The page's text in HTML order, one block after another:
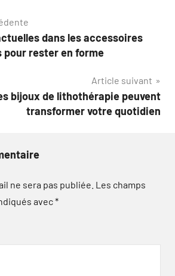
dans les accessoires
rester en forme
Article suivant
bijoux de lithothérapie peuvent
transformer votre quotidien
ne sera pas publiée. Les champs
avec*